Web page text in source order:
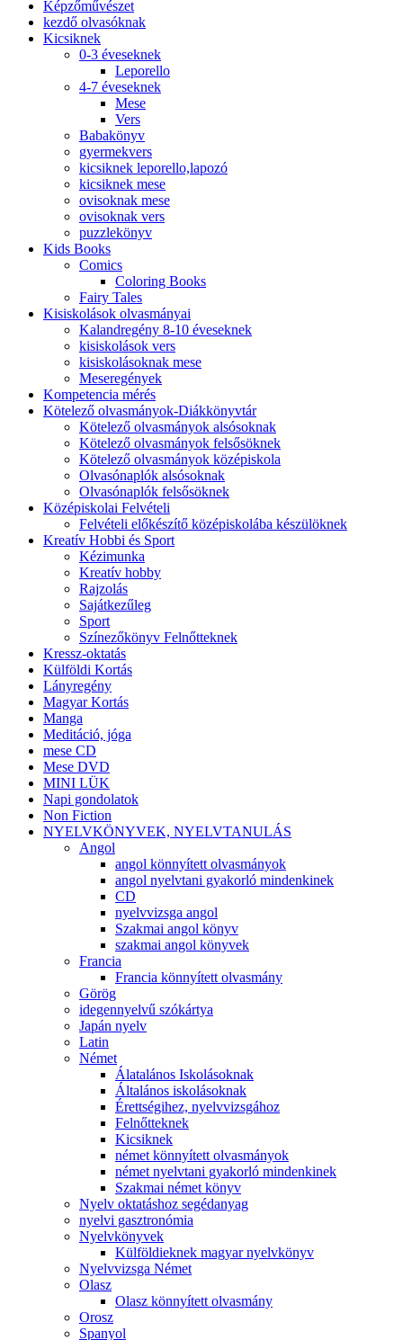
Képzőművészet
kezdő olvasóknak
Kicsiknek
0-3 éveseknek
Leporello
4-7 éveseknek
Mese
Vers
Babakönyv
gyermekvers
kicsiknek leporello,lapozó
kicsiknek mese
ovisoknak mese
ovisoknak vers
puzzlekönyv
Kids Books
Comics
Coloring Books
Fairy Tales
Kisiskolások olvasmányai
Kalandregény 8-10 éveseknek
kisiskolások vers
kisiskolásoknak mese
Meseregények
Kompetencia mérés
Kötelező olvasmányok-Diákkönyvtár
Kötelező olvasmányok alsósoknak
Kötelező olvasmányok felsősöknek
Kötelező olvasmányok középiskola
Olvasónaplók alsósoknak
Olvasónaplók felsősöknek
Középiskolai Felvételi
Felvételi előkészítő középiskolába készülöknek
Kreatív Hobbi és Sport
Kézimunka
Kreatív hobby
Rajzolás
Sajátkezűleg
Sport
Színezőkönyv Felnőtteknek
Kressz-oktatás
Külföldi Kortás
Lányregény
Magyar Kortás
Manga
Meditáció, jóga
mese CD
Mese DVD
MINI LÜK
Napi gondolatok
Non Fiction
NYELVKÖNYVEK, NYELVTANULÁS
Angol
angol könnyített olvasmányok
angol nyelvtani gyakorló mindenkinek
CD
nyelvvizsga angol
Szakmai angol könyv
szakmai angol könyvek
Francia
Francia könnyített olvasmány
Görög
idegennyelvű szókártya
Japán nyelv
Latin
Német
Álatalános Iskolásoknak
Általános iskolásoknak
Érettségihez, nyelvvizsgához
Felnőtteknek
Kicsiknek
német könnyített olvasmányok
német nyelvtani gyakorló mindenkinek
Szakmai német könyv
Nyelv oktatáshoz segédanyag
nyelvi gasztronómia
Nyelvkönyvek
Külföldieknek magyar nyelvkönyv
Nyelvvizsga Német
Olasz
Olasz könnyített olvasmány
Orosz
Spanyol